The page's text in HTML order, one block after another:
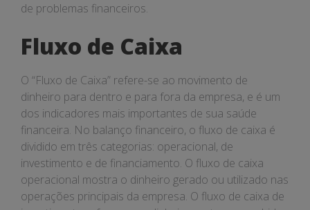
de problemas financeiros.
Fluxo de Caixa
O “Fluxo de Caixa” refere-se ao movimento de
dinheiro para dentro e para fora da empresa, e é um
dos indicadores mais importantes de sua saúde
financeira. No balanço financeiro, o fluxo de caixa é
dividido em três categorias: operacional, de
investimento e de financiamento. O fluxo de caixa
operacional mostra o dinheiro gerado ou utilizado nas
operações principais da empresa. O fluxo de caixa de